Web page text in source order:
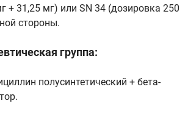
+ 31,25 мг) или SN 34 (дозировка 250
стороны.
группа:
полусинтетический + бета-